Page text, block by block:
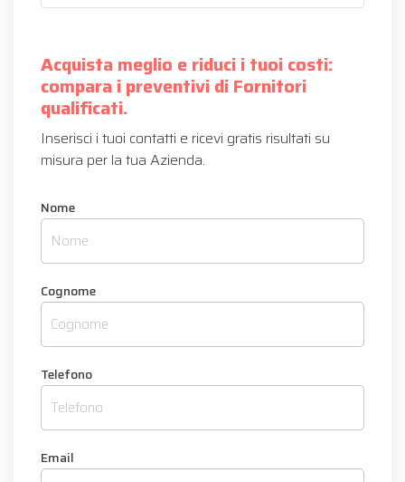
Acquista meglio e riduci i tuoi costi:
compara i preventivi di Fornitori
qualificati.
Inserisci i tuoi contatti e ricevi gratis risultati su
misura per la tua Azienda.
Nome
Cognome
Telefono
Email